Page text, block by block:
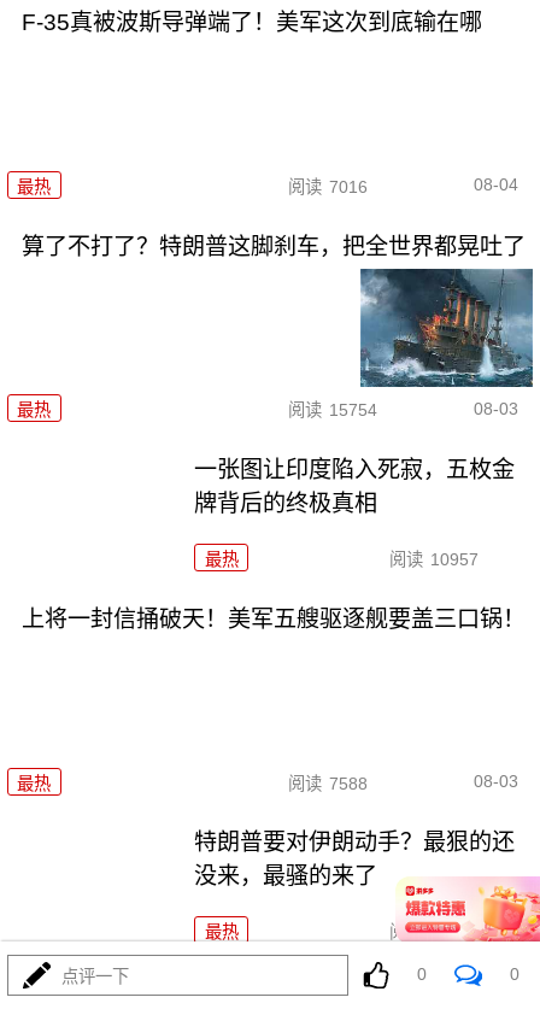
F-35真被波斯导弹端了！美军这次到底输在哪
最热 阅读 7016 08-04
算了不打了？特朗普这脚刹车，把全世界都晃吐了
最热 阅读 15754 08-03
一张图让印度陷入死寂，五枚金
牌背后的终极真相
最热 阅读 10957
上将一封信捅破天！美军五艘驱逐舰要盖三口锅！
最热 阅读 7588 08-03
特朗普要对伊朗动手？最狠的还
没来，最骚的来了
最热 阅读 6164
美国踏进3个大坑把自己埋了！恐
点评一下 0 0